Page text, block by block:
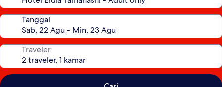
Tanggal
Traveler